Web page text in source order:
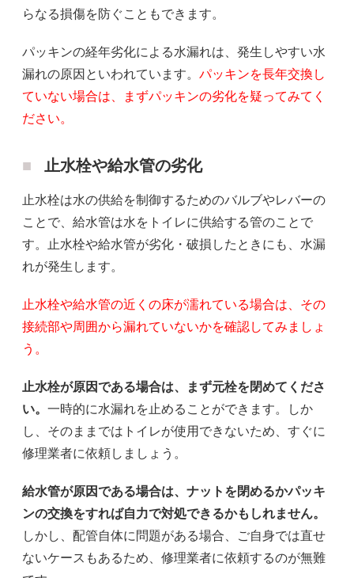
らなる損傷を防ぐこともできます。
パッキンの経年劣化による水漏れは、発生しやすい水
漏れの原因といわれています。 パッキンを長年交換し
ていない場合は、まずパッキンの劣化を疑ってみてく
ださい。
止水栓や給水管の劣化
止水栓は水の供給を制御するためのバルブやレバーの
ことで、給水管は水をトイレに供給する管のことで
す。止水栓や給水管が劣化・破損したときにも、水漏
れが発生します。
止水栓や給水管の近くの床が濡れている場合は、その
接続部や周囲から漏れていないかを確認してみましょ
う。
止水栓が原因である場合は、まず元栓を閉めてくださ
い。 一時的に水漏れを止めることができます。しか
し、そのままではトイレが使用できないため、すぐに
修理業者に依頼しましょう。
給水管が原因である場合は、ナットを閉めるかパッキ
ンの交換をすれば自力で対処できるかもしれません。
しかし、配管自体に問題がある場合、ご自身では直せ
ないケースもあるため、修理業者に依頼するのが無難